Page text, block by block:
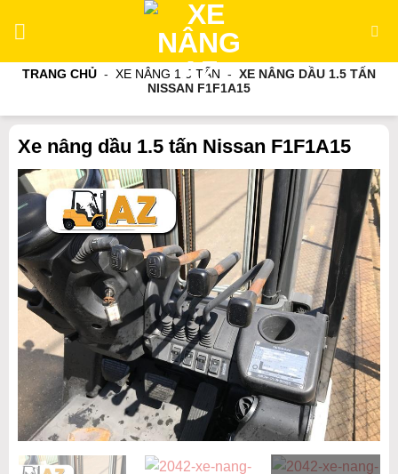
dungTRANG CHỦ - XE NÂNG 1.5 TẤN - XE NÂNG DẦU 1.5 TẤN
NISSAN F1F1A15
Xe nâng dầu 1.5 tấn Nissan F1F1A15